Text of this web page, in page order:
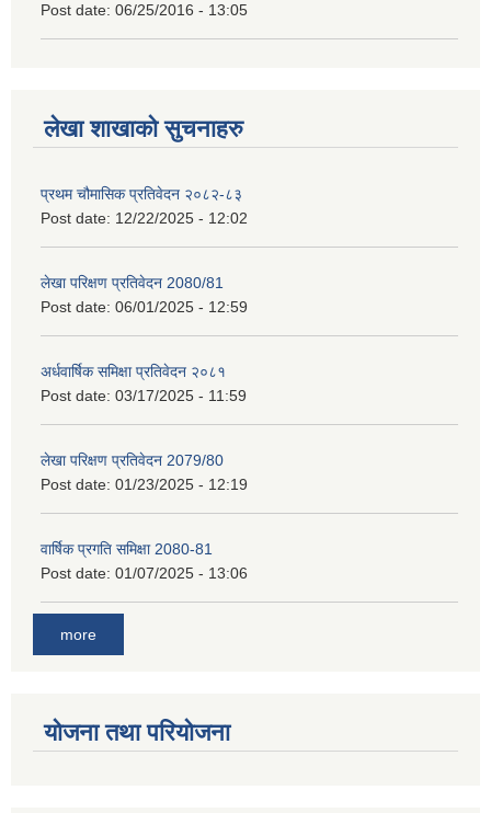
Post date: 06/25/2016 - 13:05
लेखा शाखाको सुचनाहरु
प्रथम चौमासिक प्रतिवेदन २०८२-८३
Post date: 12/22/2025 - 12:02
लेखा परिक्षण प्रतिवेदन 2080/81
Post date: 06/01/2025 - 12:59
अर्धवार्षिक समिक्षा प्रतिवेदन २०८१
Post date: 03/17/2025 - 11:59
लेखा परिक्षण प्रतिवेदन 2079/80
Post date: 01/23/2025 - 12:19
वार्षिक प्रगति समिक्षा 2080-81
Post date: 01/07/2025 - 13:06
more
योजना तथा परियोजना